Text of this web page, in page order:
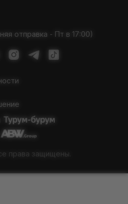
отправка - Пт в 17:00)
права защищены.